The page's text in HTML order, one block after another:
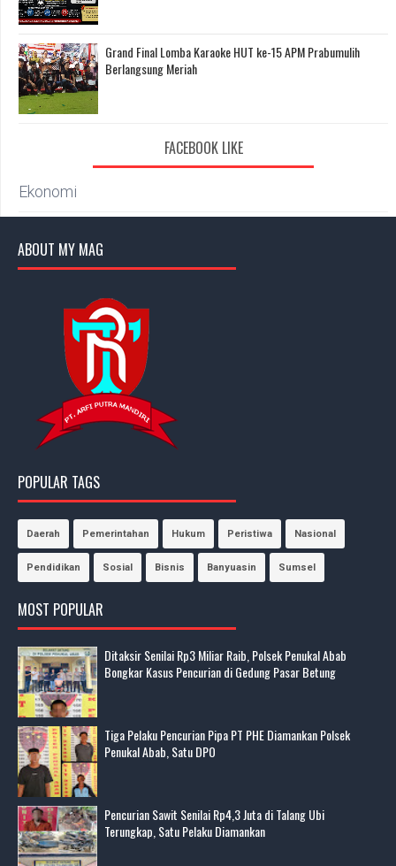
Grand Final Lomba Karaoke HUT ke-15 APM Prabumulih
Berlangsung Meriah
FACEBOOK LIKE
Ekonomi
ABOUT MY MAG
POPULAR TAGS
Daerah Pemerintahan Hukum Peristiwa Nasional
Pendidikan Sosial Bisnis Banyuasin Sumsel
MOST POPULAR
Ditaksir Senilai Rp3 Miliar Raib, Polsek Penukal Abab
Bongkar Kasus Pencurian di Gedung Pasar Betung
Tiga Pelaku Pencurian Pipa PT PHE Diamankan Polsek
Penukal Abab, Satu DPO
Pencurian Sawit Senilai Rp4,3 Juta di Talang Ubi
Terungkap, Satu Pelaku Diamankan